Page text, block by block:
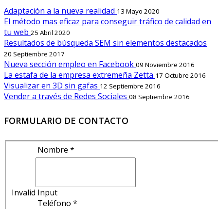
Adaptación a la nueva realidad 13 Mayo 2020
El método mas eficaz para conseguir tráfico de calidad en
tu web 25 Abril 2020
Resultados de búsqueda SEM sin elementos destacados
20 Septiembre 2017
Nueva sección empleo en Facebook 09 Noviembre 2016
La estafa de la empresa extremeña Zetta 17 Octubre 2016
Visualizar en 3D sin gafas 12 Septiembre 2016
Vender a través de Redes Sociales 08 Septiembre 2016
FORMULARIO DE CONTACTO
Nombre *
Invalid Input
Teléfono *